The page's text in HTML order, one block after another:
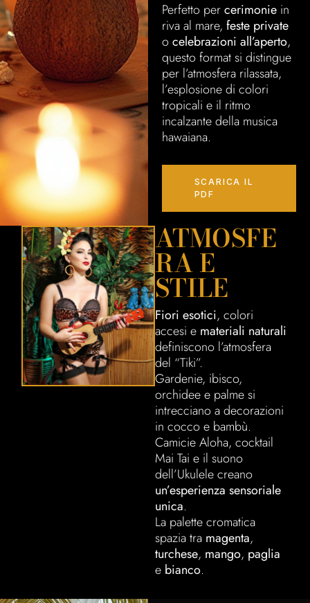
Perfetto percerimoniein
riva al mare, feste private
ocelebrazioni all’aperto,
questo format si distingue
per l’atmosfera rilassata,
l’esplosione di colori
tropicali e il ritmo
incalzante della musica
hawaiana.
SCARICA IL
PDF
ATMOSFE
RA E
STILE
Fiori esotici, colori
accesi emateriali naturali
definiscono l’atmosfera
del “Tiki”.
Gardenie, ibisco,
orchidee e palme si
intrecciano a decorazioni
in cocco e bambù.
Camicie Aloha, cocktail
Mai Tai e il suono
dell’Ukulele creano
un’esperienza sensoriale
unica.
La palette cromatica
spazia tra magenta,
turchese, mango, paglia
e bianco.